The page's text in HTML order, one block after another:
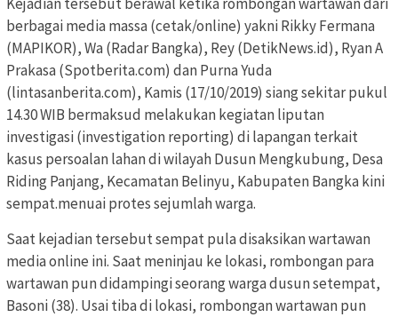
Kejadian tersebut berawal ketika rombongan wartawan dari
berbagai media massa (cetak/online) yakni Rikky Fermana
(MAPIKOR), Wa (Radar Bangka), Rey (DetikNews.id), Ryan A
Prakasa (Spotberita.com) dan Purna Yuda
(lintasanberita.com), Kamis (17/10/2019) siang sekitar pukul
14.30 WIB bermaksud melakukan kegiatan liputan
investigasi (investigation reporting) di lapangan terkait
kasus persoalan lahan di wilayah Dusun Mengkubung, Desa
Riding Panjang, Kecamatan Belinyu, Kabupaten Bangka kini
sempat.menuai protes sejumlah warga.
Saat kejadian tersebut sempat pula disaksikan wartawan
media online ini. Saat meninjau ke lokasi, rombongan para
wartawan pun didampingi seorang warga dusun setempat,
Basoni (38). Usai tiba di lokasi, rombongan wartawan pun